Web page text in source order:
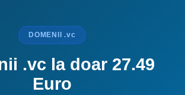
DOMENII .vc
.vc la doar 27.49
Euro